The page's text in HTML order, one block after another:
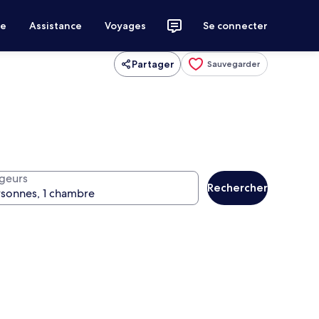
Assistance Voyages Se connecter
Partager Sauvegarder
Rechercher